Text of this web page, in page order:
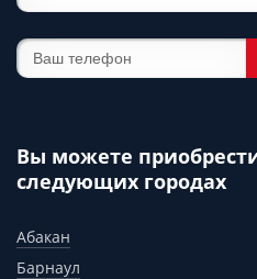
Вы можете
следующих городах
Абакан
Барнаул